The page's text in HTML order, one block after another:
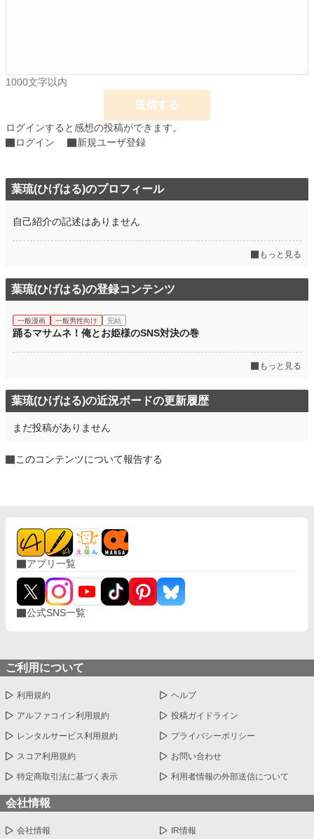
累計ポイント 488 pt (8,033 位)
1000文字以内
送信する
ログインすると感想の投稿ができます。
ログイン
新規ユーザ登録
葉琉(ひげはる)のプロフィール
自己紹介の記述はありません
もっと見る
葉琉(ひげはる)の登録コンテンツ
一般漫画 一般男性向け 完結
踊るマサムネ！俺とお姫様のSNS対決の巻
もっと見る
葉琉(ひげはる)の近況ボードの更新履歴
まだ投稿がありません
このコンテンツについて報告する
アプリ一覧
公式SNS一覧
ご利用について
利用規約 ヘルプ
アルファコイン利用規約 投稿ガイドライン
レンタルサービス利用規約 プライバシーポリシー
スコア利用規約 お問い合わせ
特定商取引法に基づく表示 利用者情報の外部送信について
会社情報
会社情報 IR情報